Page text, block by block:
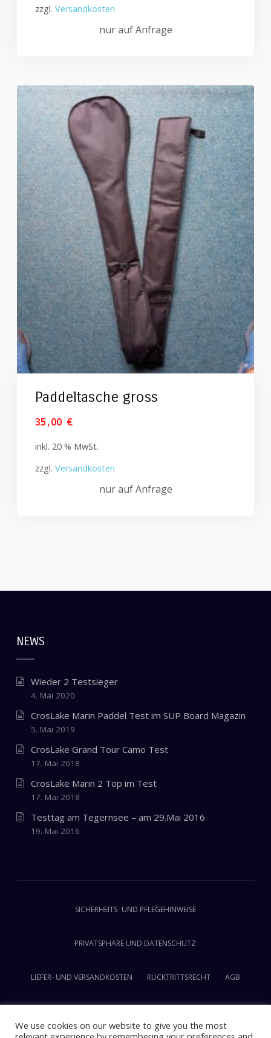
zzgl. Versandkosten
nur auf Anfrage
Paddeltasche gross
35,00 €
inkl. 20 % MwSt.
zzgl. Versandkosten
nur auf Anfrage
NEWS
Wieder 2 Testsieger
4. Mai 2020
CrosLake Marin Paddel Test im SUP Board Magazin
5. Mai 2019
CrosLake Grand Tour Camo Test
17. Mai 2018
CrosLake Marin 2 Top im Test
17. Mai 2018
Testtag am Tegernsee – am 29.Mai 2016
19. Mai 2016
SICHERHEITS- UND PFLEGEHINWEISE
PRIVATSPHÄRE UND DATENSCHUTZ
LIEFER- UND VERSANDKOSTEN RÜCKTRITTSRECHT AGB
We use cookies on our website to give you the most